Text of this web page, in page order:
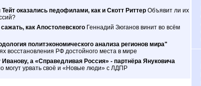
оказались педофилами, как и Скотт Риттер Объявит ли их
как Апостолевского Геннадий Зюганов винит во всём
политэкономического анализа регионов мира"
восстановления РФ достойного места в мире
а «Справедливая Россия» - партнёра Януковича
могут урвать своё и «Новые люди» с ЛДПР